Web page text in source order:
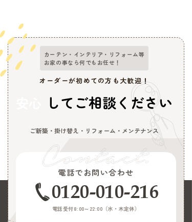
カーテン・インテリア・リフォーム等
お家の事なら何でもお任せ！
オーダーが初めての方も大歓迎！
してご相談ください
ご新築・掛け替え・リフォーム・メンテナンス
電話でお問い合わせ
0120-010-216
電話受付8:00～22:00（水・木定休）